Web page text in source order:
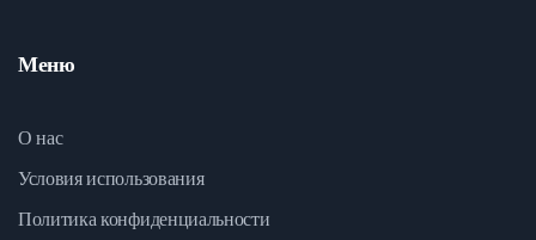
Меню
О нас
Условия использования
Политика конфиденциальности